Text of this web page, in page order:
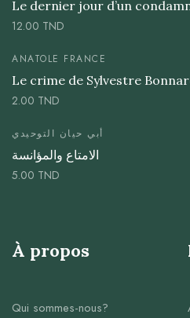
Le dernier jour d’un
12.00 TND
ANATOLE FRANCE
Le crime de Sylvestre
2.00 TND
أبي حيان التوحيدي
الامتاع والمؤانسة
5.00 TND
À propos
Qui sommes-nous?